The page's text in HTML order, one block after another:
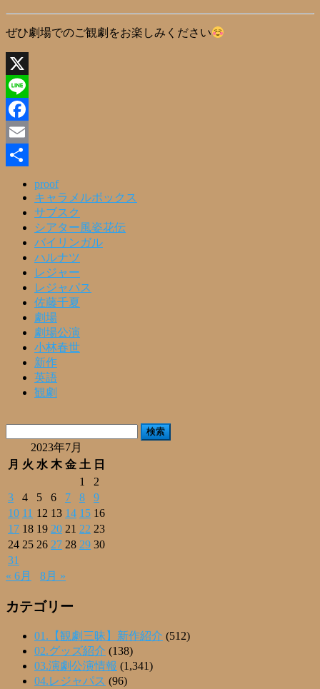
ぜひ劇場でのご観劇をお楽しみください
X
Line
Facebook
Email
proof
キャラメルボックス
サブスク
シアター風姿花伝
バイリンガル
ハルナツ
レジャー
レジャパス
佐藤千夏
劇場
劇場公演
小林春世
新作
英語
観劇
2023年7月
月 火 水 木 金 土 日
1
2
3
4 5 6 7 8
9
10 11 12 13 14 15 16
17 18 19 20 21 22 23
24 25 26 27 28 29 30
31
« 6月
8月 »
カテゴリー
01.【観劇三昧】新作紹介 (512)
02.グッズ紹介 (138)
03.演劇公演情報 (1,341)
04.レジャパス (96)